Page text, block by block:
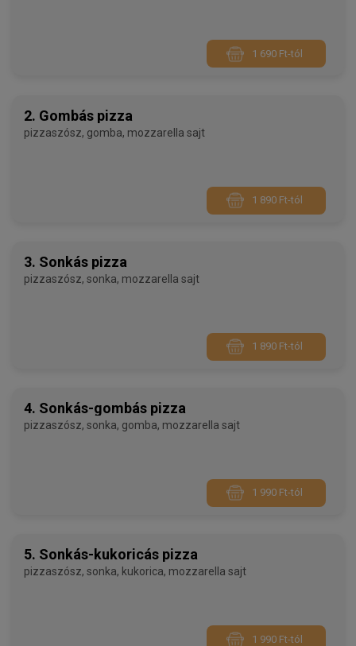
1 690 Ft-tól
2. Gombás pizza
pizzaszósz, gomba, mozzarella sajt
1 890 Ft-tól
3. Sonkás pizza
pizzaszósz, sonka, mozzarella sajt
1 890 Ft-tól
4. Sonkás-gombás pizza
pizzaszósz, sonka, gomba, mozzarella sajt
1 990 Ft-tól
5. Sonkás-kukoricás pizza
pizzaszósz, sonka, kukorica, mozzarella sajt
1 990 Ft-tól